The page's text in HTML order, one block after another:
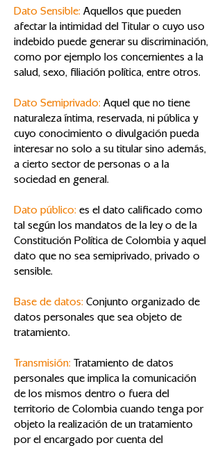
Dato Sensible: Aquellos que pueden
afectar la intimidad del Titular o cuyo uso
indebido puede generar su discriminación,
como por ejemplo los concernientes a la
salud, sexo, filiación política, entre otros.
Dato Semiprivado: Aquel que no tiene
naturaleza íntima, reservada, ni pública y
cuyo conocimiento o divulgación pueda
interesar no solo a su titular sino además,
a cierto sector de personas o a la
sociedad en general.
Dato público: es el dato calificado como
tal según los mandatos de la ley o de la
Constitución Política de Colombia y aquel
dato que no sea semiprivado, privado o
sensible.
Base de datos: Conjunto organizado de
datos personales que sea objeto de
tratamiento.
Transmisión: Tratamiento de datos
personales que implica la comunicación
de los mismos dentro o fuera del
territorio de Colombia cuando tenga por
objeto la realización de un tratamiento
por el encargado por cuenta del